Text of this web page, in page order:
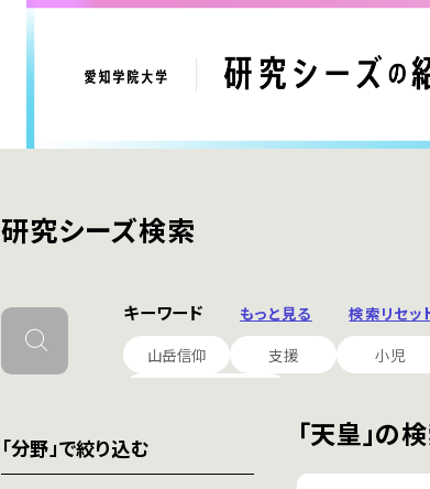
研究シーズ検索
キーワード もっと見る
検索リセッ
山岳信仰
支援 小児
「分野」で絞り込む 「天皇」の